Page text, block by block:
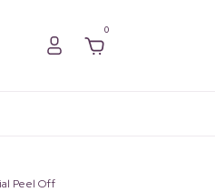
0
Peel Off